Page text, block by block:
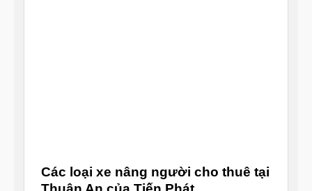
Các loại xe nâng người cho thuê tại